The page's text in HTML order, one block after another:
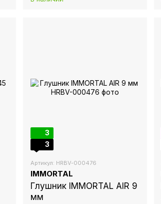
3
3
Артикул: HRBV-000476
IMMORTAL
Глушник IMMORTAL AIR 9
мм